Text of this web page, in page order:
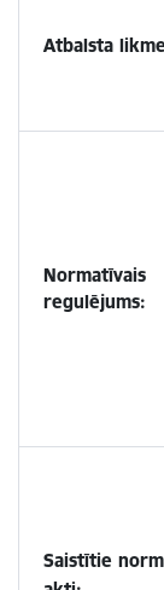
Atbalsta
Normatīvais
regulējums:
Saistītie